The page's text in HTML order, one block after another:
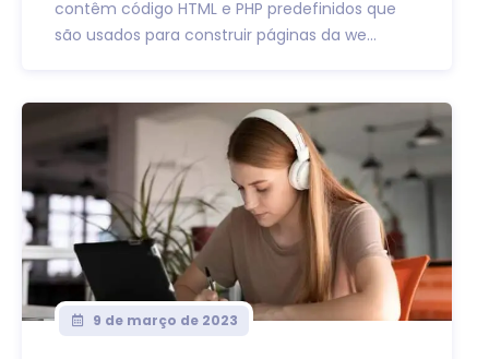
contêm código HTML e PHP predefinidos que
são usados para construir páginas da we...
9 de março de 2023